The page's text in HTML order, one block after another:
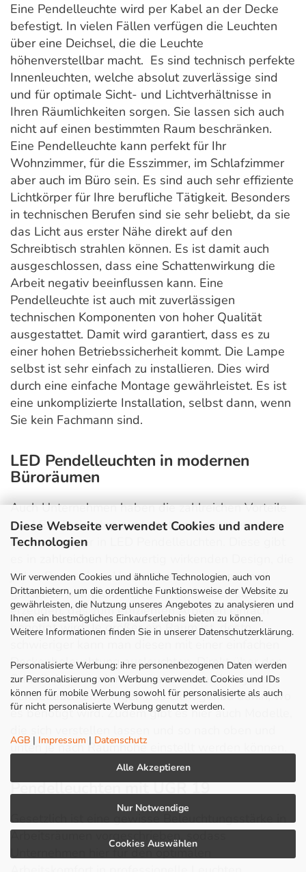
Diese Webseite verwendet Cookies und andere
Technologien
Wir verwenden Cookies und ähnliche Technologien, auch von
Drittanbietern, um die ordentliche Funktionsweise der Website zu
gewährleisten, die Nutzung unseres Angebotes zu analysieren und
Ihnen ein bestmögliches Einkaufserlebnis bieten zu können.
Weitere Informationen finden Sie in unserer Datenschutzerklärung.
Personalisierte Werbung: ihre personenbezogenen Daten werden
zur Personalisierung von Werbung verwendet. Cookies und IDs
können für mobile Werbung sowohl für personalisierte als auch
für nicht personalisierte Werbung genutzt werden.
AGB | Impressum | Datenschutz
Alle Akzeptieren
Nur Notwendige
Cookies Auswählen
Eine Pendelleuchte wird per Kabel an der Decke
befestigt. In vielen Fällen verfügen die Leuchten
über eine Deichsel, die die Leuchte
höhenverstellbar macht. Es sind technisch perfekte
Innenleuchten, welche absolut zuverlässige sind
und für optimale Sicht- und Lichtverhältnisse in
Ihren Räumlichkeiten sorgen. Sie lassen sich auch
nicht auf einen bestimmten Raum beschränken.
Eine Pendelleuchte kann perfekt für Ihr
Wohnzimmer, für die Esszimmer, im Schlafzimmer
aber auch im Büro sein. Es sind auch sehr effiziente
Lichtkörper für Ihre berufliche Tätigkeit. Besonders
in technischen Berufen sind sie sehr beliebt, da sie
das Licht aus erster Nähe direkt auf den
Schreibtisch strahlen können. Es ist damit auch
ausgeschlossen, dass eine Schattenwirkung die
Arbeit negativ beeinflussen kann. Eine
Pendelleuchte ist auch mit zuverlässigen
technischen Komponenten von hoher Qualität
ausgestattet. Damit wird garantiert, dass es zu
einer hohen Betriebssicherheit kommt. Die Lampe
selbst ist sehr einfach zu installieren. Dies wird
durch eine einfache Montage gewährleistet. Es ist
eine unkomplizierte Installation, selbst dann, wenn
Sie kein Fachmann sind.
LED Pendelleuchten in modernen
Büroräumen
Auch Unternehmen haben die zahlreichen Vorteile
der LED-Technologie erkannt und investieren
immer häufiger in LED Pendelleuchten. Diese gibt
jeden Raum eines Unternehmens professionell
gestalten und gleichzeitig ein optimales Lichtklima
erzeugen, das zum effizienten Arbeiten einfach
benötigt wird. Je größer ein Raum ist, desto
Deckenbeleuchtung ausleuchten. Direkt über den
Schreibtischen oder Arbeitsbereichen hängende
Pendelleuchten bringen das Licht genau dahin, wo
es benötigt wird. Zudem gibt es hier auch Modelle,
unten je nach Raumhöhe einstellt werden können.
Pendelleuchten mit UGR 19
Gesetzlich ist eine gewisse Beleuchtungsstärke in
Arbeitsräumen vorgeschrieben, sodass
Unternehmen hier für den optimalen